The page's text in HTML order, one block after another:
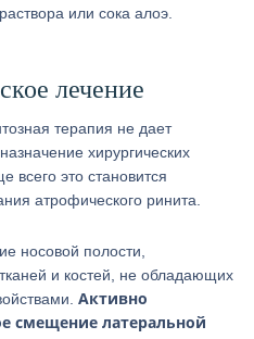
или сока алоэ.
лечение
терапия не дает
хирургических
всего это становится
атрофического ринита.
носовой полости,
и костей, не обладающих
Активно
смещение латеральной